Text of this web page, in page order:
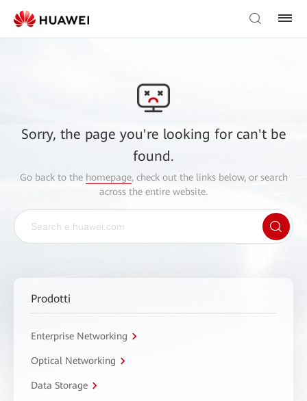
Sorry, the page you're looking for can't be
found.
Go back to the homepage, check out the links below, or search
across the entire website.
Prodotti
Enterprise Networking
Optical Networking
Data Storage